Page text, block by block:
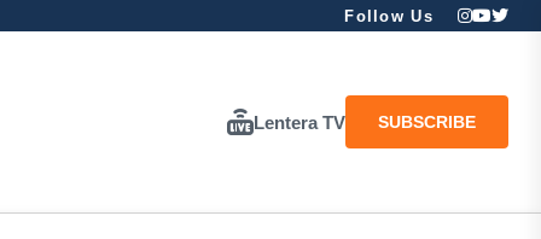
Follow Us
Lentera TV SUBSCRIBE